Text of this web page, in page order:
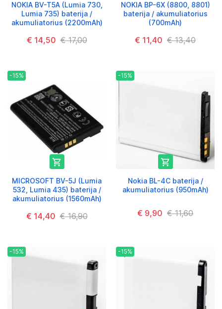
NOKIA BV-T5A (Lumia 730,
Lumia 735) baterija /
akumuliatorius (2200mAh)
€ 14,50 € 17,00
NOKIA BP-6X (8800, 8801)
baterija / akumuliatorius
(700mAh)
€ 11,40 € 13,40
-15%

MICROSOFT BV-5J (Lumia
532, Lumia 435) baterija /
akumuliatorius (1560mAh)
€ 14,40 € 16,90
-15%

Nokia BL-4C baterija /
akumuliatorius (950mAh)
€ 9,90 € 11,60
-15% -15%